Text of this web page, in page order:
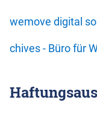
wemove digital
chives - Büro für